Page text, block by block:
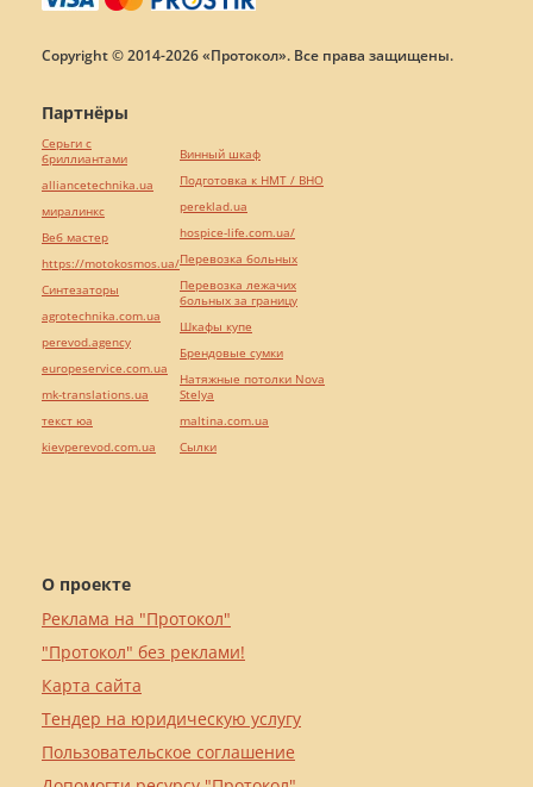
Copyright © 2014-2026 «Протокол». Все права защищены.
О проекте
Реклама на "Протокол"
"Протокол" без реклами!
Карта сайта
Тендер на юридическую услугу
Пользовательское соглашение
Партнёры
Серьги с
бриллиантами
alliancetechnika.ua
миралинкс
Веб мастер
https://motokosmos.ua/
Синтезаторы
agrotechnika.com.ua
perevod.agency
europeservice.com.ua
mk-translations.ua
текст юа
kievperevod.com.ua
Винный шкаф
Подготовка к НМТ / ВНО
pereklad.ua
hospice-life.com.ua/
Перевозка больных
Перевозка лежачих
больных за границу
Шкафы купе
Брендовые сумки
Натяжные потолки Nova
Stelya
maltina.com.ua
Cылки